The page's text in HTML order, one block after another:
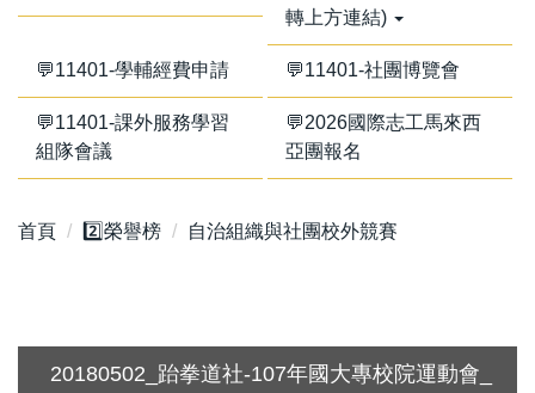
轉上方連結)
💬11401-學輔經費申請 💬11401-社團博覽會
💬11401-課外服務學習
組隊會議
💬2026國際志工馬來西
亞團報名
首頁 2️⃣榮譽榜 自治組織與社團校外競賽
20180502_跆拳道社-107年國大專校院運動會_